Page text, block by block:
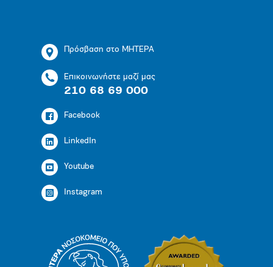
Πρόσβαση στο ΜΗΤΕΡΑ
Επικοινωνήστε μαζί μας
210 68 69 000
Facebook
LinkedIn
Youtube
Instagram